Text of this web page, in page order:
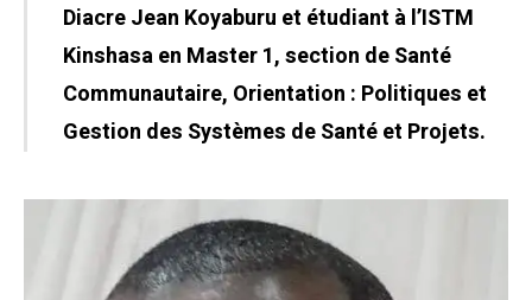
Diacre Jean Koyaburu et étudiant à l’ISTM
Kinshasa en Master 1, section de Santé
Communautaire, Orientation : Politiques et
Gestion des Systèmes de Santé et Projets.